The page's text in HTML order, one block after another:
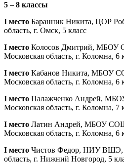
5 – 8 классы
I место Баранник Никита, ЦОР
область, г. Омск, 5 класс
I место Колосов Дмитрий, МБОУ
Московская область, г. Коломна, 6
I место Кабанов Никита, МБОУ
Московская область, г. Коломна, 6
I место Палажченко Андрей,
Московская область, г. Коломна, 7
I место Латин Андрей, МБОУ
Московская область, г. Коломна, 6
I место Чистов Федор, НИУ ВШЭ,
область, г. Нижний Новгород, 5